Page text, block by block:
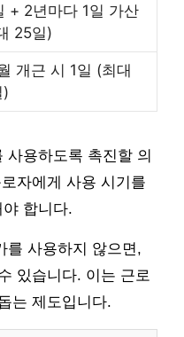
+ 2년마다 1일 가산
25일)
개근 시 1일 (최대
)
사용하도록 촉진할 의
자에게 사용 시기를
합니다.
를 사용하지 않으면,
있습니다. 이는 근로
는 제도입니다.